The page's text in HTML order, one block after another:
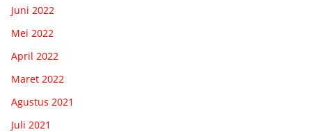
Juni 2022
Mei 2022
April 2022
Maret 2022
Agustus 2021
Juli 2021